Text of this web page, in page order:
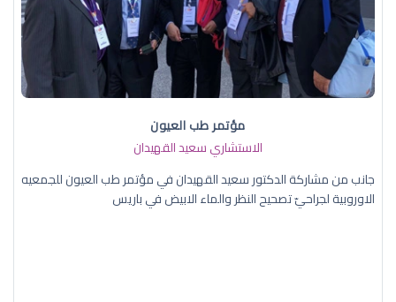
مؤتمر طب العيون
الاستشاري سعيد القهيدان
جانب من مشاركة الدكتور سعيد القهيدان في مؤتمر طب العيون للجمعيه
الاوروبية لجراحيّ تصحيح النظر والماء الابيض في باريس